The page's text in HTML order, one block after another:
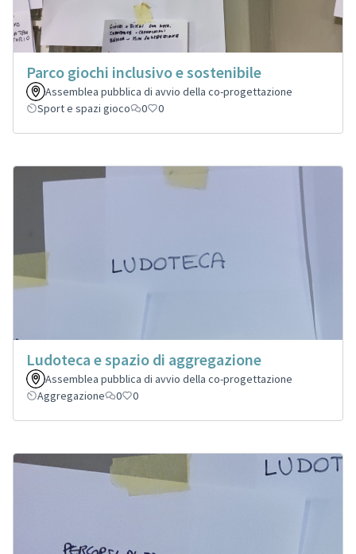
Parco giochi inclusivo e sostenibile
Assemblea pubblica di avvio della co-progettazione
Sport e spazi gioco
0 0
Ludoteca e spazio di aggregazione
Assemblea pubblica di avvio della co-progettazione
Aggregazione
0 0